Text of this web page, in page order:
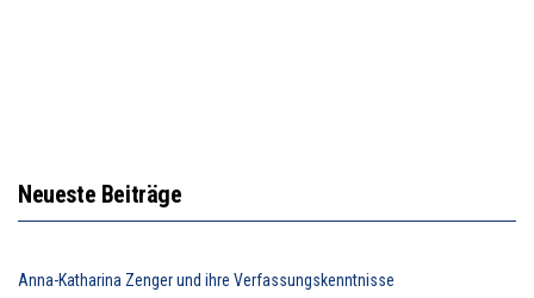
Neueste Beiträge
Anna-Katharina Zenger und ihre Verfassungskenntnisse